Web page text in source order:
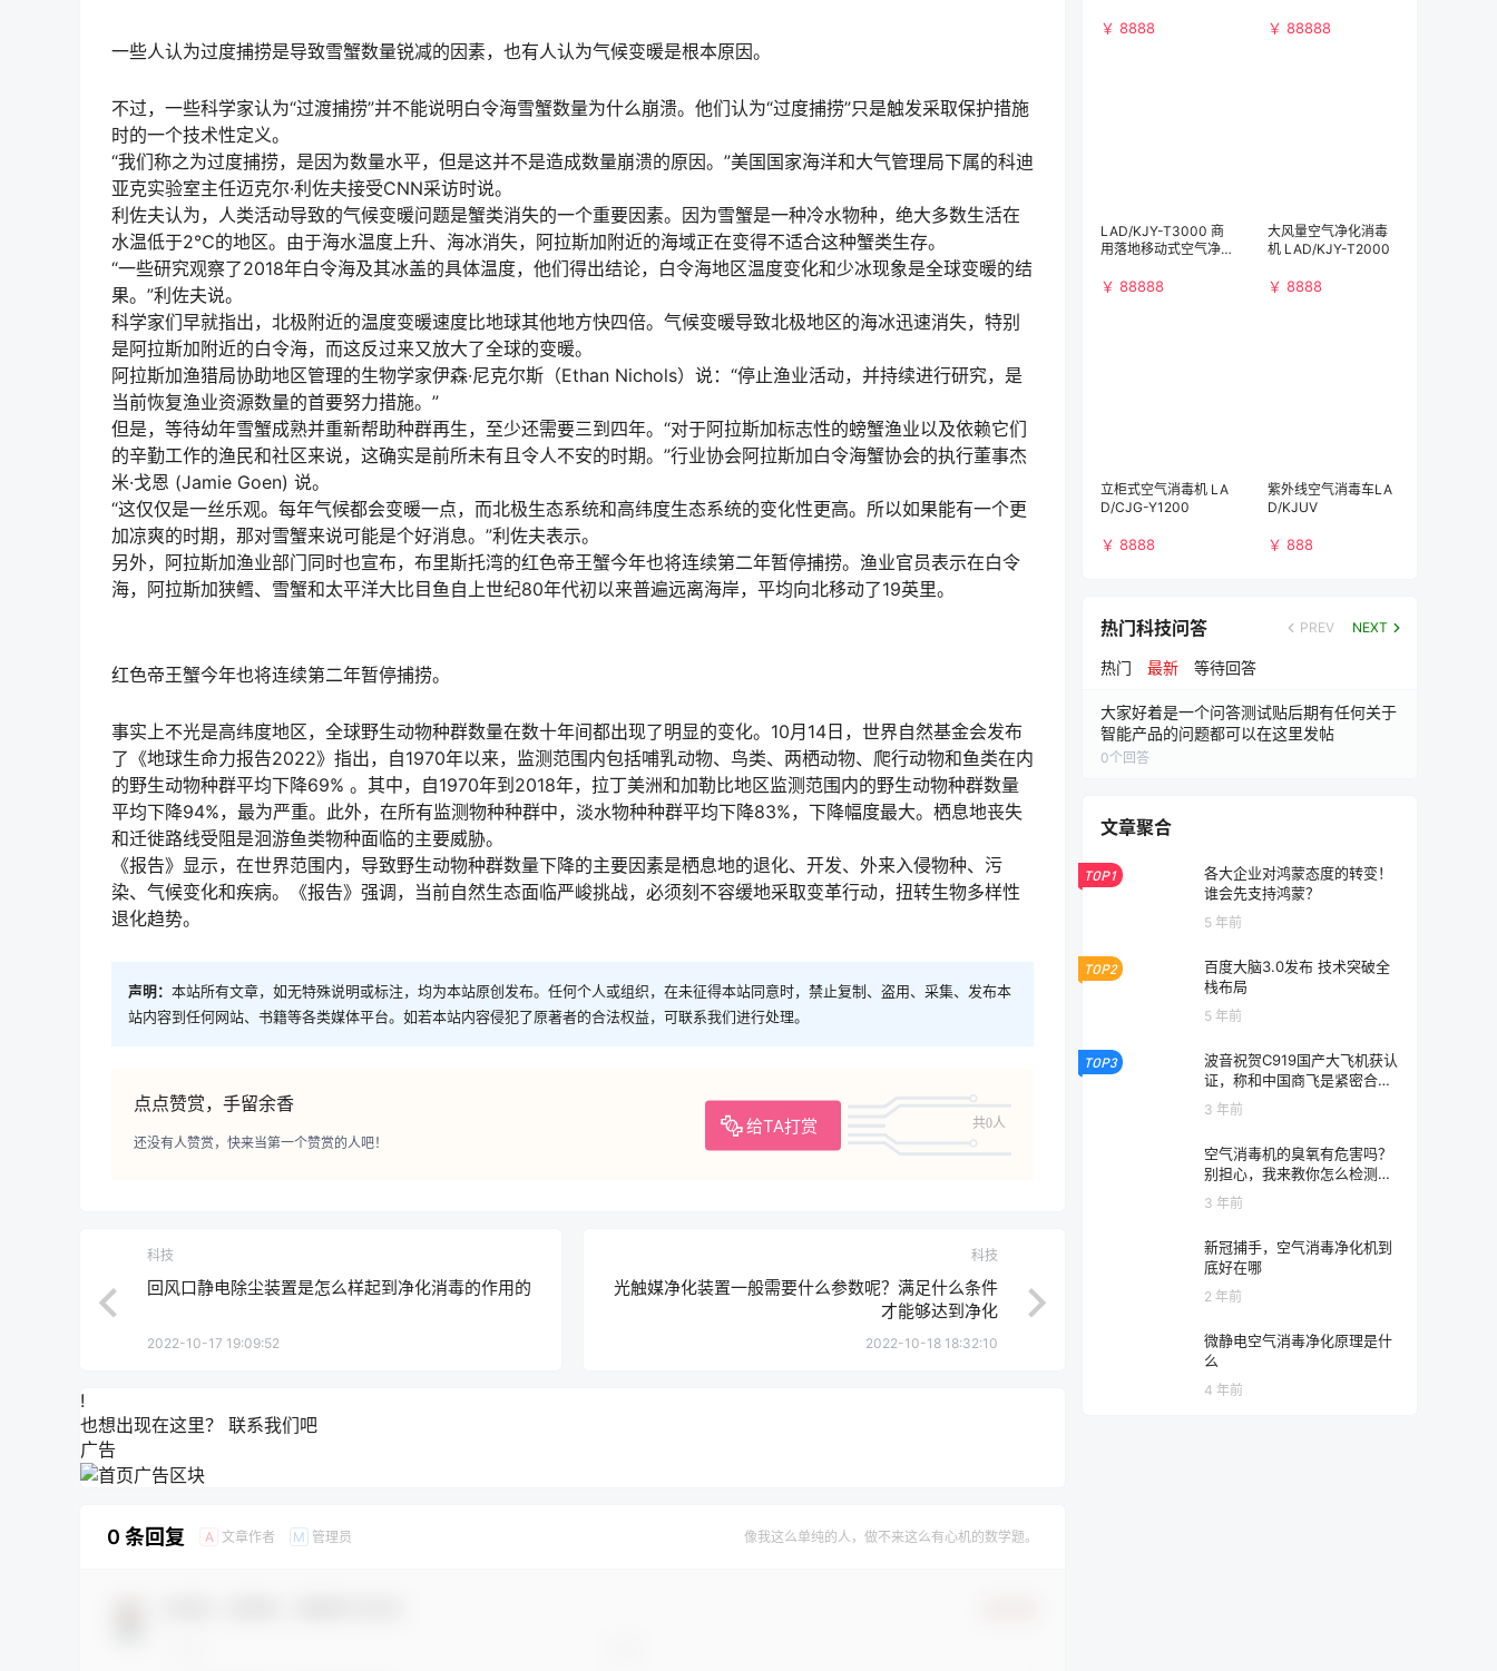
一些人认为过度捕捞是导致雪蟹数量锐减的因素，也有人认为气候变暖是根本原因。
不过，一些科学家认为“过渡捕捞”并不能说明白令海雪蟹数量为什么崩溃。他们认为“过度捕捞”只是触发采取保护措施
时的一个技术性定义。
“我们称之为过度捕捞，是因为数量水平，但是这并不是造成数量崩溃的原因。”美国国家海洋和大气管理局下属的科迪
亚克实验室主任迈克尔·利佐夫接受CNN采访时说。
利佐夫认为，人类活动导致的气候变暖问题是蟹类消失的一个重要因素。因为雪蟹是一种冷水物种，绝大多数生活在
水温低于2℃的地区。由于海水温度上升、海冰消失，阿拉斯加附近的海域正在变得不适合这种蟹类生存。
“一些研究观察了2018年白令海及其冰盖的具体温度，他们得出结论，白令海地区温度变化和少冰现象是全球变暖的结
果。”利佐夫说。
科学家们早就指出，北极附近的温度变暖速度比地球其他地方快四倍。气候变暖导致北极地区的海冰迅速消失，特别
是阿拉斯加附近的白令海，而这反过来又放大了全球的变暖。
阿拉斯加渔猎局协助地区管理的生物学家伊森·尼克尔斯（Ethan Nichols）说：“停止渔业活动，并持续进行研究，是
当前恢复渔业资源数量的首要努力措施。”
但是，等待幼年雪蟹成熟并重新帮助种群再生，至少还需要三到四年。“对于阿拉斯加标志性的螃蟹渔业以及依赖它们
的辛勤工作的渔民和社区来说，这确实是前所未有且令人不安的时期。”行业协会阿拉斯加白令海蟹协会的执行董事杰
米·戈恩 (Jamie Goen) 说。
“这仅仅是一丝乐观。每年气候都会变暖一点，而北极生态系统和高纬度生态系统的变化性更高。所以如果能有一个更
加凉爽的时期，那对雪蟹来说可能是个好消息。”利佐夫表示。
另外，阿拉斯加渔业部门同时也宣布，布里斯托湾的红色帝王蟹今年也将连续第二年暂停捕捞。渔业官员表示在白令
海，阿拉斯加狭鳕、雪蟹和太平洋大比目鱼自上世纪80年代初以来普遍远离海岸，平均向北移动了19英里。
红色帝王蟹今年也将连续第二年暂停捕捞。
事实上不光是高纬度地区，全球野生动物种群数量在数十年间都出现了明显的变化。10月14日，世界自然基金会发布
了《地球生命力报告2022》指出，自1970年以来，监测范围内包括哺乳动物、鸟类、两栖动物、爬行动物和鱼类在内
的野生动物种群平均下降69% 。其中，自1970年到2018年，拉丁美洲和加勒比地区监测范围内的野生动物种群数量
平均下降94%，最为严重。此外，在所有监测物种种群中，淡水物种种群平均下降83%，下降幅度最大。栖息地丧失
和迁徙路线受阻是洄游鱼类物种面临的主要威胁。
《报告》显示，在世界范围内，导致野生动物种群数量下降的主要因素是栖息地的退化、开发、外来入侵物种、污
染、气候变化和疾病。《报告》强调，当前自然生态面临严峻挑战，必须刻不容缓地采取变革行动，扭转生物多样性
退化趋势。
声明： 本站所有文章，如无特殊说明或标注，均为本站原创发布。任何个人或组织，在未征得本站同意时，禁止复制、盗用、采集、发布本
站内容到任何网站、书籍等各类媒体平台。如若本站内容侵犯了原著者的合法权益，可联系我们进行处理。
点点赞赏，手留余香
给TA打赏 共0人
还没有人赞赏，快来当第一个赞赏的人吧！
科技
回风口静电除尘装置是怎么样起到净化消毒的作用的
2022-10-17 19:09:52
科技
光触媒净化装置一般需要什么参数呢？满足什么条件
才能够达到净化
2022-10-18 18:32:10
!
也想出现在这里？ 联系我们吧
广告
0 条回复 A 文章作者 M 管理员 像我这么单纯的人，做不来这么有心机的数学题。
￥ 8888 ￥ 88888
LAD/KJY-T3000 商
用落地移动式空气净
h)）
￥ 88888
大风量空气净化消毒
机 LAD/KJY-T2000
￥ 8888
立柜式空气消毒机 LA
D/CJG-Y1200
￥ 8888
紫外线空气消毒车LA
D/KJUV
￥ 888
热门科技问答 PREV NEXT
热门 最新 等待回答
大家好着是一个问答测试贴后期有任何关于
智能产品的问题都可以在这里发帖
0个回答
文章聚合
TOP1
各大企业对鸿蒙态度的转变！
谁会先支持鸿蒙？
5 年前
TOP2
百度大脑3.0发布 技术突破全
栈布局
5 年前
TOP3
波音祝贺C919国产大飞机获认
证，称和中国商飞是紧密合作
伙伴
3 年前
空气消毒机的臭氧有危害吗？
别担心，我来教你怎么检测臭
3 年前
新冠捕手，空气消毒净化机到
底好在哪
2 年前
微静电空气消毒净化原理是什
么
4 年前